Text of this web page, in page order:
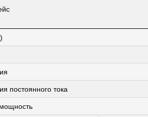
постоянного тока